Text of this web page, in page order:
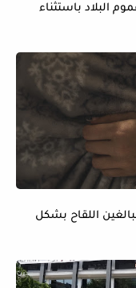
البلاد باستثناء
اللقاح بشكل